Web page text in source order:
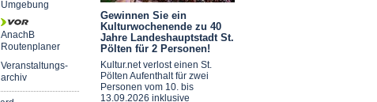
Umgebung
AnachB
Routenplaner
Veranstaltungs-
archiv
Gewinnen Sie ein
Kulturwochenende zu 40
Jahre Landeshauptstadt St.
Pölten für 2 Personen!
Kultur.net verlost einen St.
Pölten Aufenthalt für zwei
Personen vom 10. bis
13.09.2026 inklusive